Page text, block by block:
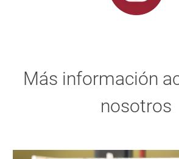
Más información
nosotros